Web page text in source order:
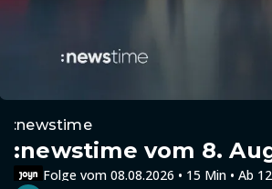
:newstime
:newstime vom 8.
Folge vom 08.08.2026 • 15 Min • Ab 12